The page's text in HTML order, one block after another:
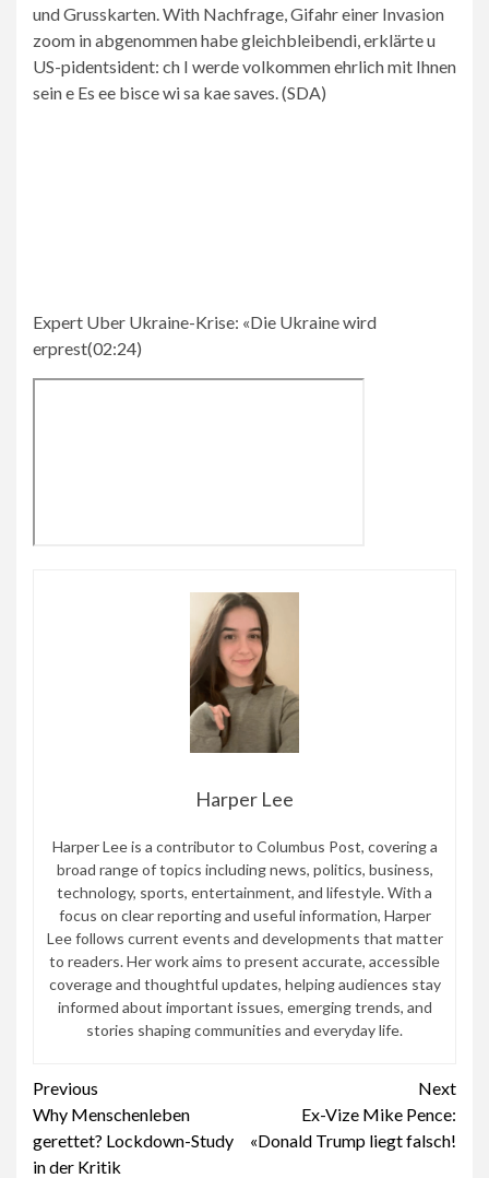
und Grusskarten. With Nachfrage, Gifahr einer Invasion
zoom in abgenommen habe gleichbleibendi, erklärte u
US-pidentsident: ch I werde volkommen ehrlich mit Ihnen
sein e Es ee bisce wi sa kae saves. (SDA)
Expert Uber Ukraine-Krise: «Die Ukraine wird
erprest(02:24)
Harper Lee
Harper Lee is a contributor to Columbus Post, covering a
broad range of topics including news, politics, business,
technology, sports, entertainment, and lifestyle. With a
focus on clear reporting and useful information, Harper
Lee follows current events and developments that matter
to readers. Her work aims to present accurate, accessible
coverage and thoughtful updates, helping audiences stay
informed about important issues, emerging trends, and
stories shaping communities and everyday life.
Continue
Reading
Previous
Why Menschenleben
gerettet? Lockdown-Study
in der Kritik
Next
Ex-Vize Mike Pence:
«Donald Trump liegt falsch!